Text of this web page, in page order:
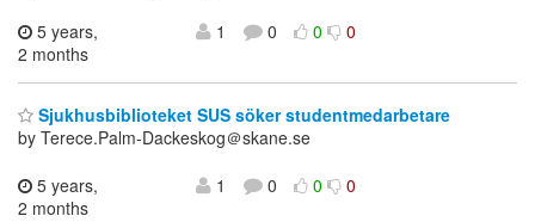
5 years,
2 months
1 0 0 0
Sjukhusbiblioteket SUS söker studentmedarbetare
by Terece.Palm-Dackeskog＠skane.se
5 years,
2 months
1 0 0 0